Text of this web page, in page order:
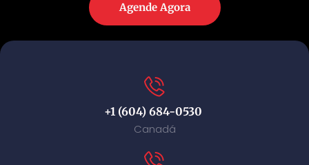
Agende Agora
+1 (604) 684-0530
Canadá